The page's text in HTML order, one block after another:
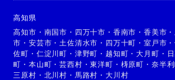
高知県
高知市 ・ 南国市 ・ 四万十市 ・ 香南市 ・香美市 ・
市 ・安芸市 ・ 土佐清水市 ・ 四万十町 ・室戸市 ・
佐町 ・ 仁淀川町 ・ 津野町 ・ 越知町 ・大月町 ・
町 ・本山町 ・芸西村 ・東洋町 ・ 梼原町 ・ 奈半
三原村 ・ 北川村 ・ 馬路村 ・大川村